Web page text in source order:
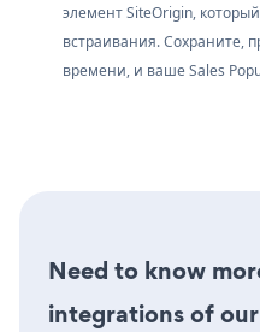
элемент SiteOrigin,
встраивания. Сохраните,
времени, и ваше Sales
Need to know
integrations of